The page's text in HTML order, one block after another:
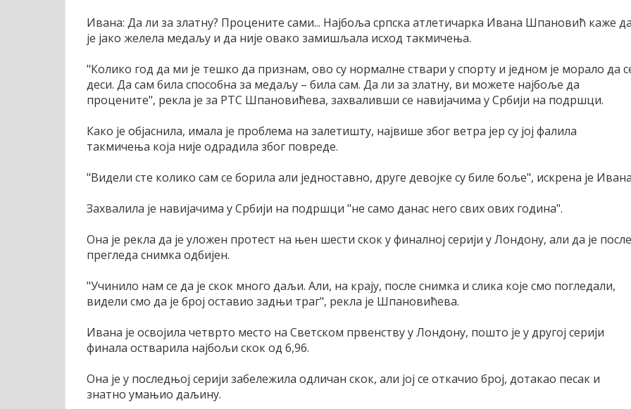
Ивана: Да ли за златну? Процените сами... Најбоља српска атлетичарка Ивана Шпановић каже
је јако желела медаљу и да није овако замишљала исход такмичења.
"Колико год да ми је тешко да признам, ово су нормалне ствари у спорту и једном је морало да
деси. Да сам била способна за медаљу – била сам. Да ли за златну, ви можете најбоље да
процените", рекла је за РТС Шпановићева, захваливши се навијачима у Србији на подршци.
Како је објаснила, имала је проблема на залетишту, највише због ветра јер су јој фалила
такмичења која није одрадила због повреде.
"Видели сте колико сам се борила али једноставно, друге девојке су биле боље", искрена је
Захвалила је навијачима у Србији на подршци "не само данас него свих ових година".
Она је рекла да је уложен протест на њен шести скок у финалној серији у Лондону, али да је после
прегледа снимка одбијен.
"Учинило нам се да је скок много даљи. Али, на крају, после снимка и слика које смо погледали,
видели смо да је број оставио задњи траг", рекла је Шпановићева.
Ивана је освојила четврто место на Светском првенству у Лондону, пошто је у другој серији
финала остварила најбољи скок од 6,96.
Она је у последњој серији забележила одличан скок, али јој се откачио број, дотакао песак и
знатно умањио даљину.